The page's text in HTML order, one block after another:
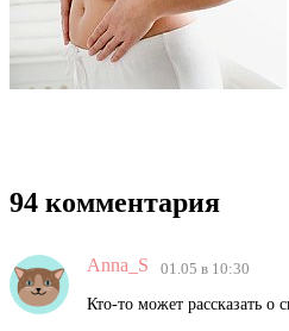
94 комментария
Anna_S 01.05 в 10:30
Кто-то может рассказать о